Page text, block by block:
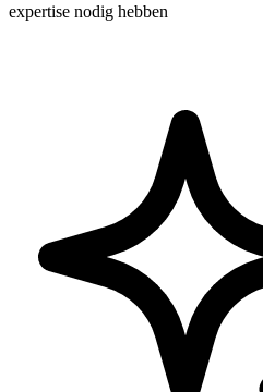
expertise nodig hebben